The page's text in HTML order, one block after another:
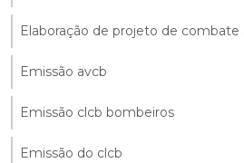
Elaboração de projeto de combate
Emissão avcb
Emissão clcb bombeiros
Emissão do clcb